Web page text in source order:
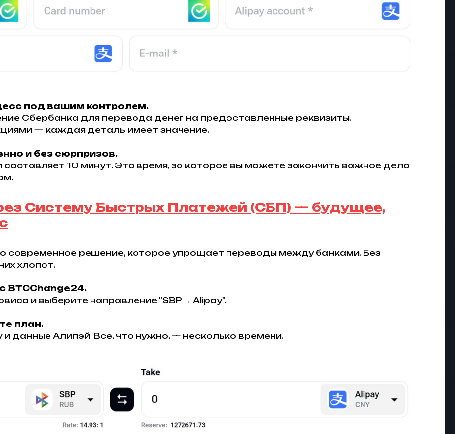
под вашим контролем.
Сбербанка для перевода денег на предоставленные реквизиты.
— каждая деталь имеет значение.
и без сюрпризов.
10 минут. Это время, за которое вы можете закончить важное дело
Систему Быстрых Платежей (СБП) — будущее,
современное решение, которое упрощает переводы между банками. Без
хлопот.
BTCChange24.
и выберите направление "SBP → Alipay".
план.
и данные Алипэй. Все, что нужно, — несколько времени.